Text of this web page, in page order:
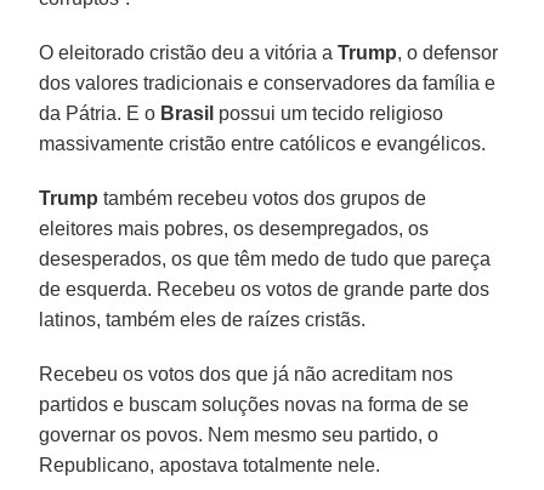
O eleitorado cristão deu a vitória aTrump, o defensor
dos valores tradicionais e conservadores da família e
da Pátria. E o Brasil possui um tecido religioso
massivamente cristão entre católicos e evangélicos.
Trump também recebeu votos dos grupos de
eleitores mais pobres, os desempregados, os
desesperados, os que têm medo de tudo que pareça
de esquerda. Recebeu os votos de grande parte dos
latinos, também eles de raízes cristãs.
Recebeu os votos dos que já não acreditam nos
partidos e buscam soluções novas na forma de se
governar os povos. Nem mesmo seu partido, o
Republicano, apostava totalmente nele.